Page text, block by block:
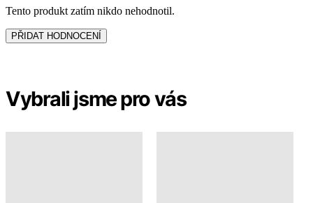
Tento produkt zatím nikdo nehodnotil.
PŘIDAT HODNOCENÍ
Vybrali jsme pro vás